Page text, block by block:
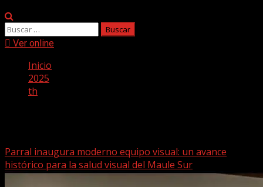
Buscar:
Ver online
Inicio
2025
th
Parral inaugura moderno equipo visual: un avance
histórico para la salud visual del Maule Sur